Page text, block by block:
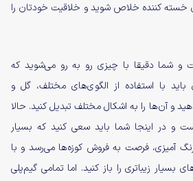
کننده خلاص شوید و خلاقیت خودتان را
و شما دقیقا با چیزی رو به رو می‌شوید که
باید با استفاده از الگوی‌های مختلف، گل‌ و
و آن‌ها را به اشکال مختلف تبدیل کنید. حالا
و در اینجا شما باید سعی کنید که بسیار
آمیزی، فرصت به فروش کوزه‌ها می‌رسد و با
بسیار زیباتری را باز کنید. اما تمامی گیم‌پلی